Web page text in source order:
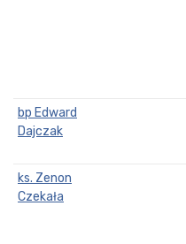
bp Edward
Dajczak
ks. Zenon
Czekała